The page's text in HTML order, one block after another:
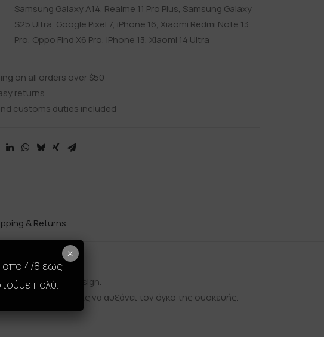
Samsung Galaxy A14, Realme 11 Pro Plus, Samsung Galaxy
S25 Ultra, Google Pixel 7, iPhone 16, Xiaomi Redmi Note 13
Pro, Oppo Find X6 Pro, iPhone 13, Xiaomi 14 Ultra
on all orders over $50
returns
customs duties included
& Returns
premium design.
χωρίς να αυξάνει τον όγκο της συσκευής.
απο 4/8 εως
πολύ.
×